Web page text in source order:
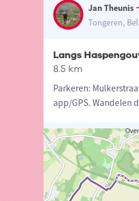
Jan Theunis
Tongeren,
Langs
8.5 km
Parkeren:
app/GPS. Wandelen